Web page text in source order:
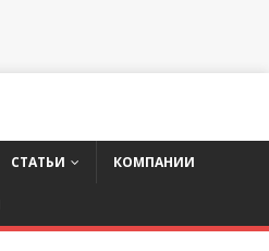
СТАТЬИ КОМПАНИИ